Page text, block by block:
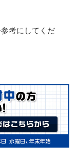
考にしてくだ